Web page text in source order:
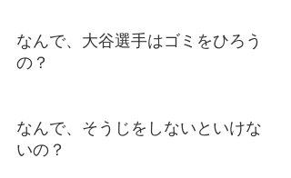
なんで、大谷選手はゴミをひろう
の？
なんで、そうじをしないといけな
いの？